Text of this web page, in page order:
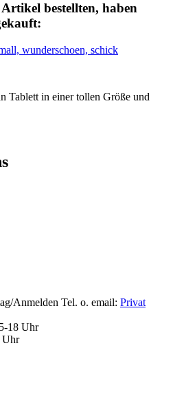
bestellten, haben
Tablett in einer tollen Größe und
Anmelden Tel. o. email: Privat
18 Uhr
Uhr